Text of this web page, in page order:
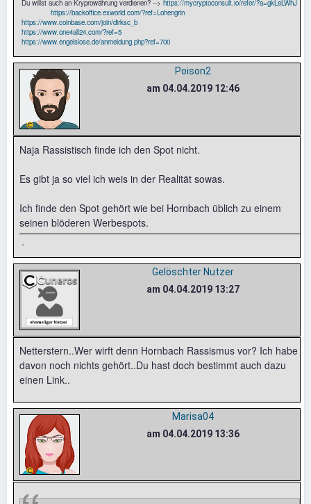
Du willst auch an Kryprowährung verdienen? --> https://mycryptoconsult.io/refer/?a=gkLeLWhJ
https://backoffice.exworld.com/?ref=Lohengrin
https://www.coinbase.com/join/dirksc_b
https://www.one4all24.com/?ref=5
https://www.engelslose.de/anmeldung.php?ref=700
Poison2
am 04.04.2019 12:46
Naja Rassistisch finde ich den Spot nicht.
Es gibt ja so viel ich weis in der Realität sowas.
Ich finde den Spot gehört wie bei Hornbach üblich zu einem
seinen blöderen Werbespots.
.
Gelöschter Nutzer
am 04.04.2019 13:27
Netterstern..Wer wirft denn Hornbach Rassismus vor? Ich habe
davon noch nichts gehört..Du hast doch bestimmt auch dazu
einen Link..
Marisa04
am 04.04.2019 13:36